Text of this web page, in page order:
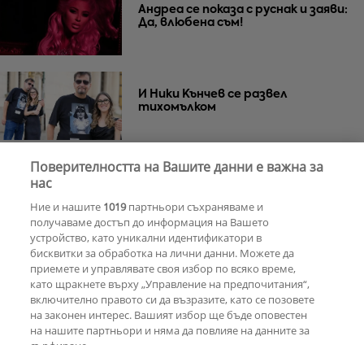
Андреа се показа с руснак и заяви:
Да, влюбена съм!
И Ники Кънчев се развел
тихомълком
Light“ на Мадона
РЕКЛАМА
КОМЕНТАРИ
Поверителността на Вашите данни е важна за
нас
Ние и нашите 1019партньори съхраняваме и
получаваме достъп до информация на Вашето
устройство, като уникални идентификатори в
бисквитки за обработка на лични данни. Можете да
приемете и управлявате своя избор по всяко време,
като щракнете върху „Управление на предпочитания“,
включително правото си да възразите, като се позовете
на законен интерес. Вашият избор ще бъде оповестен
на нашите партньори и няма да повлияе на данните за